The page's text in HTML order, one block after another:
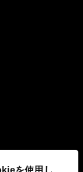
を使用し